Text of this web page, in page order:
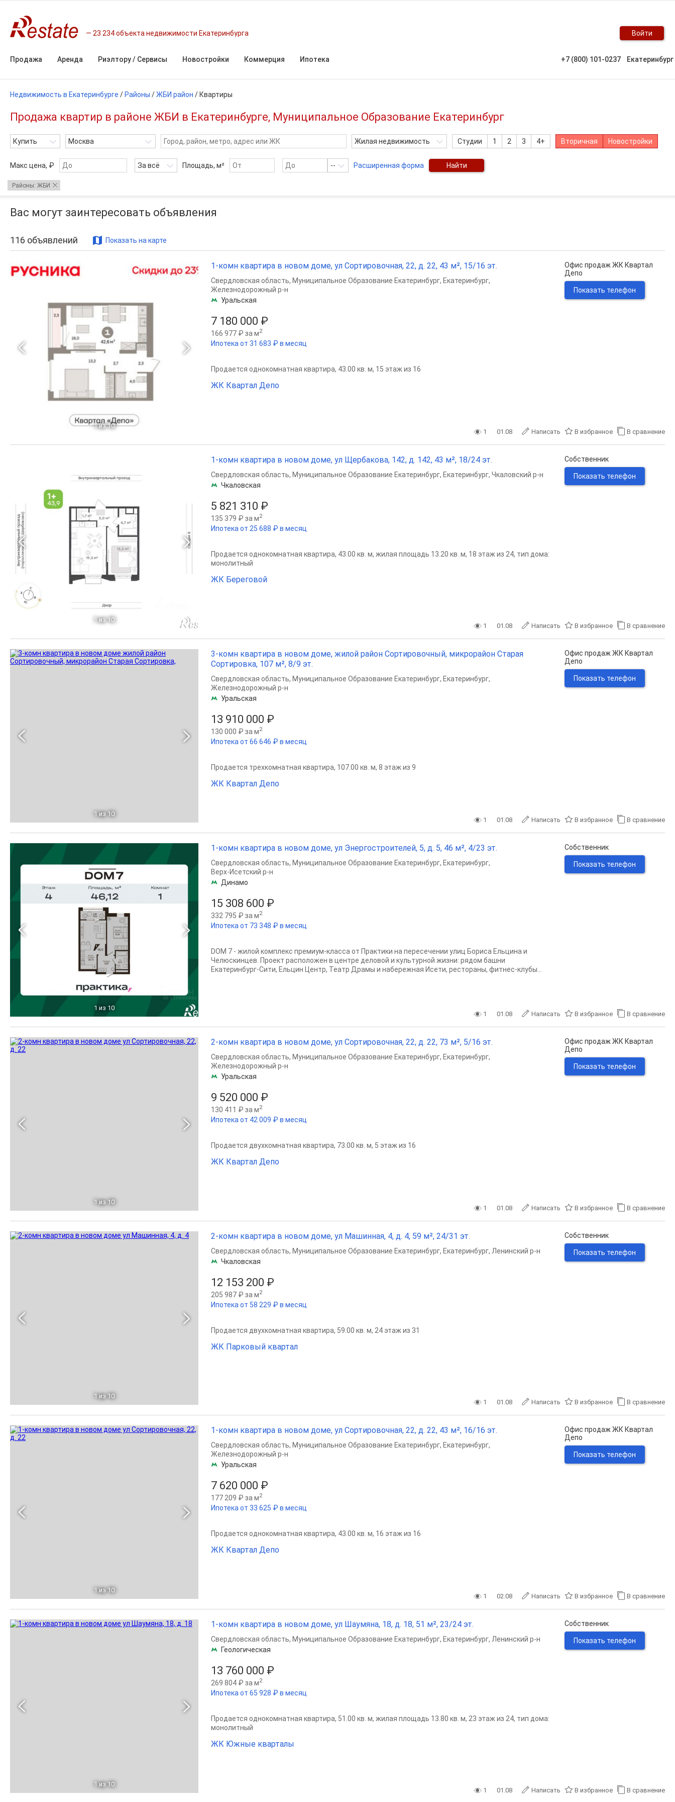
23 234 объекта недвижимости Екатеринбурга Войти
Продажа Аренда Риэлтору / Сервисы Новостройки Коммерция Ипотека +7 (800) 101-0237 Екатеринбург
Недвижимость в Екатеринбурге / Районы /ЖБИ район / Квартиры
Продажа квартир в районе ЖБИ в Екатеринбурге, Муниципальное Образование Екатеринбург
Купить Москва Жилая недвижимость Студии 1 2 3 4+ Вторичная Новостройки
Макс цена, ₽ За всё Площадь, м² -- Расширенная форма Найти
Районы: ЖБИ
Вас могут заинтересовать объявления
116 объявлений Показать на карте
1 из 10
1-комн квартира в новом доме, ул Сортировочная, 22, д. 22, 43 м², 15/16 эт.
7 180 000 ₽
166 977 ₽ за м2
Ипотека от 31 683 ₽ в месяц
Свердловская область, Муниципальное Образование Екатеринбург, Екатеринбург,
Железнодорожный р-н
Уральская
Продается однокомнатная квартира, 43.00 кв. м, 15 этаж из 16
ЖК Квартал Депо
Офис продаж ЖК Квартал
Депо
Показать телефон
1 01.08 Написать В избранное В сравнение
1 из 10
1-комн квартира в новом доме, ул Щербакова, 142, д. 142, 43 м², 18/24 эт.
5 821 310 ₽
135 379 ₽ за м2
Ипотека от 25 688 ₽ в месяц
Свердловская область, Муниципальное Образование Екатеринбург, Екатеринбург, Чкаловский р-н
Чкаловская
Продается однокомнатная квартира, 43.00 кв. м, жилая площадь 13.20 кв. м, 18 этаж из 24, тип дома:
монолитный
ЖК Береговой
Собственник
Показать телефон
1 01.08 Написать В избранное В сравнение
1 из 10
3-комн квартира в новом доме, жилой район Сортировочный, микрорайон Старая
Сортировка, 107 м², 8/9 эт.
13 910 000 ₽
130 000 ₽ за м2
Ипотека от 66 646 ₽ в месяц
Свердловская область, Муниципальное Образование Екатеринбург, Екатеринбург,
Железнодорожный р-н
Уральская
Продается трехкомнатная квартира, 107.00 кв. м, 8 этаж из 9
ЖК Квартал Депо
Офис продаж ЖК Квартал
Депо
Показать телефон
1 01.08 Написать В избранное В сравнение
1 из 10
1-комн квартира в новом доме, ул Энергостроителей, 5, д. 5, 46 м², 4/23 эт.
15 308 600 ₽
332 795 ₽ за м2
Ипотека от 73 348 ₽ в месяц
Свердловская область, Муниципальное Образование Екатеринбург, Екатеринбург,
Верх-Исетский р-н
Динамо
DOM 7 - жилой комплекс премиум-класса от Практики на пересечении улиц Бориса Ельцина и
Челюскинцев. Проект расположен в центре деловой и культурной жизни: рядом башни
Екатеринбург-Сити, Ельцин Центр, Театр Драмы и набережная Исети, рестораны, фитнес-клубы...
Собственник
Показать телефон
1 01.08 Написать В избранное В сравнение
1 из 10
2-комн квартира в новом доме, ул Сортировочная, 22, д. 22, 73 м², 5/16 эт.
9 520 000 ₽
130 411 ₽ за м2
Ипотека от 42 009 ₽ в месяц
Свердловская область, Муниципальное Образование Екатеринбург, Екатеринбург,
Железнодорожный р-н
Уральская
Продается двухкомнатная квартира, 73.00 кв. м, 5 этаж из 16
ЖК Квартал Депо
Офис продаж ЖК Квартал
Депо
Показать телефон
1 01.08 Написать В избранное В сравнение
1 из 10
2-комн квартира в новом доме, ул Машинная, 4, д. 4, 59 м², 24/31 эт.
12 153 200 ₽
205 987 ₽ за м2
Ипотека от 58 229 ₽ в месяц
Свердловская область, Муниципальное Образование Екатеринбург, Екатеринбург, Ленинский р-н
Чкаловская
Продается двухкомнатная квартира, 59.00 кв. м, 24 этаж из 31
ЖК Парковый квартал
Собственник
Показать телефон
1 01.08 Написать В избранное В сравнение
1 из 10
1-комн квартира в новом доме, ул Сортировочная, 22, д. 22, 43 м², 16/16 эт.
7 620 000 ₽
177 209 ₽ за м2
Ипотека от 33 625 ₽ в месяц
Свердловская область, Муниципальное Образование Екатеринбург, Екатеринбург,
Железнодорожный р-н
Уральская
Продается однокомнатная квартира, 43.00 кв. м, 16 этаж из 16
ЖК Квартал Депо
Офис продаж ЖК Квартал
Депо
Показать телефон
1 02.08 Написать В избранное В сравнение
1 из 10
1-комн квартира в новом доме, ул Шаумяна, 18, д. 18, 51 м², 23/24 эт.
13 760 000 ₽
269 804 ₽ за м2
Ипотека от 65 928 ₽ в месяц
Свердловская область, Муниципальное Образование Екатеринбург, Екатеринбург, Ленинский р-н
Геологическая
Продается однокомнатная квартира, 51.00 кв. м, жилая площадь 13.80 кв. м, 23 этаж из 24, тип дома:
монолитный
ЖК Южные кварталы
Собственник
Показать телефон
1 01.08 Написать В избранное В сравнение